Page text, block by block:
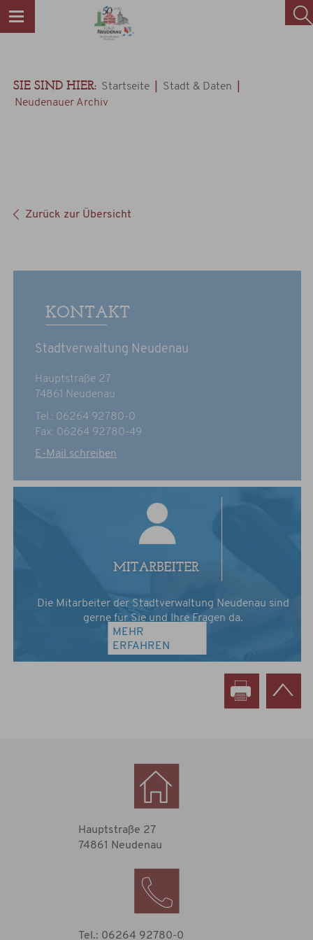
SIE SIND HIER: Startseite | Stadt & Daten |
Neudenauer Archiv
Zurück zur Übersicht
KONTAKT
Stadtverwaltung Neudenau
Hauptstraße 27
74861 Neudenau
Tel.: 06264 92780-0
Fax: 06264 92780-49
E-Mail schreiben
Die Mitarbeiter der Stadtverwaltung Neudenau sind
gerne für Sie und Ihre Fragen da.
MEHR
ERFAHREN
Hauptstraße 27
74861 Neudenau
Tel.: 06264 92780-0